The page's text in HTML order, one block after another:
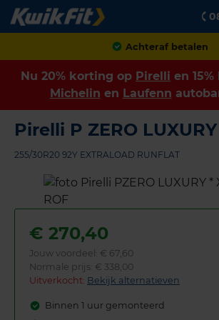
Klanten geven ons
Nu 20% korting op Pirelli en
Michelin en Laufenn
Pirelli P ZERO LUXURY
255/30R20 92Y EXTRALOAD RUNFLAT
€ 270,40
Jouw voordeel: € 67,60
Normale prijs: € 338,00
Uitverkocht: Bekijk alternatieven
Binnen 1 uur gemonteerd